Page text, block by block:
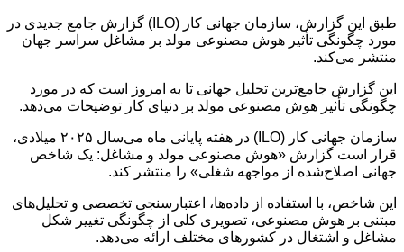
طبق این گزارش، سازمان جهانی کار (ILO) گزارش جامع جدیدی در
مورد چگونگی تأثیر هوش مصنوعی مولد بر مشاغل سراسر جهان
منتشر می‌کند.
این گزارش جامع‌ترین تحلیل جهانی‌ تا به امروز است که در مورد
چگونگی تأثیر هوش مصنوعی مولد بر دنیای کار توضیحات می‌دهد.
سازمان جهانی کار (ILO) در هفته پایانی ماه می‌سال ۲۰۲۵ میلادی،
قرار است گزارش «هوش مصنوعی مولد و مشاغل: یک شاخص
جهانی اصلاح‌شده از مواجهه شغلی» را منتشر کند.
این شاخص، با استفاده از داده‌ها، اعتبارسنجی تخصصی و تحلیل‌های
مبتنی بر هوش مصنوعی، تصویری کلی از چگونگی تغییر شکل
مشاغل و اشتغال در کشورهای مختلف ارائه می‌دهد.